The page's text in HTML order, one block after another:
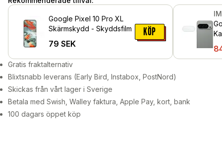
Google Pixel 10 Pro XL
Skärmskydd - Skyddsfilm
79 SEK
KÖP
Gratis fraktalternativ
Blixtsnabb leverans (Early Bird, Instabox, PostNord)
Skickas från vårt lager i Sverige
Betala med Swish, Walley faktura, Apple Pay, kort, bank
100 dagars öppet köp